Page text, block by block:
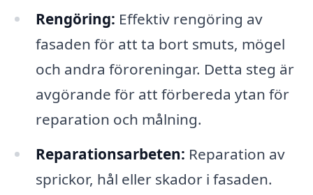
Rengöring: Effektiv rengöring av
fasaden för att ta bort smuts, mögel
och andra föroreningar. Detta steg är
avgörande för att förbereda ytan för
reparation och målning.
Reparationsarbeten: Reparation av
sprickor, hål eller skador i fasaden.